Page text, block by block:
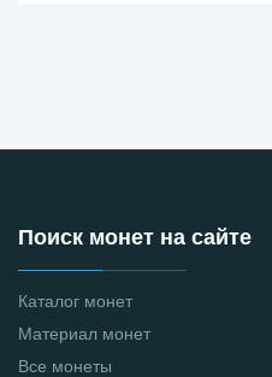
Поиск монет на сайте
Каталог монет
Материал монет
Все монеты